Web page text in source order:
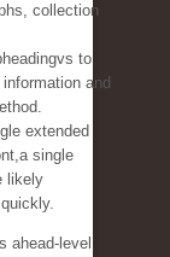
collection
to
and
extended
single
likely
ahead-level